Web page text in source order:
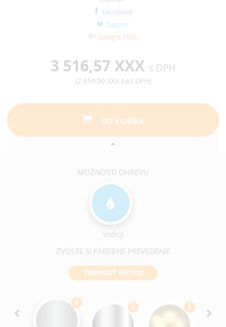
Facebook
Twitter
Google Plus
3 516,57 XXX s DPH
(2 859,00 XXXbez DPH)
DO KOŠÍKA
MOŽNOSTI OHREVU
Vodný
ZVOĽTE SI FAREBNÉ PREVEDENIE
ZOBRAZIŤ VŠETKO